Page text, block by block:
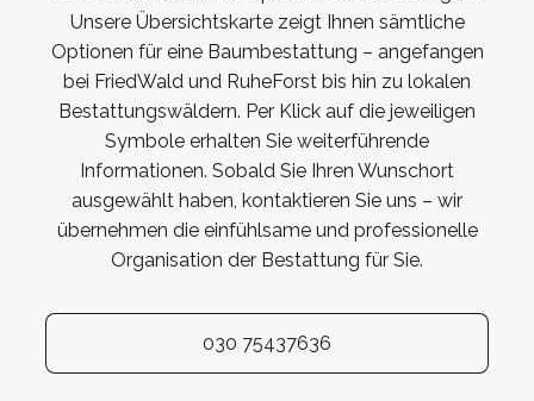
Unsere Übersichtskarte zeigt Ihnen sämtliche
Optionen für eine Baumbestattung – angefangen
bei FriedWald und RuheForst bis hin zu lokalen
Bestattungswäldern. Per Klick auf die jeweiligen
Symbole erhalten Sie weiterführende
Informationen. Sobald Sie Ihren Wunschort
ausgewählt haben, kontaktieren Sie uns – wir
übernehmen die einfühlsame und professionelle
Organisation der Bestattung für Sie.
030 75437636